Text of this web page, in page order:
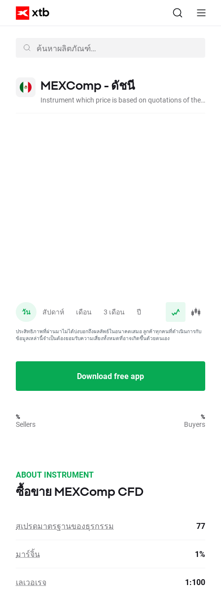
MEXComp - ดัชนี
Instrument which price is based on quotations of the contract for index reflecting largest Mexican stocks quoted on the Mexican regulated market.
วัน สัปดาห์ เดือน 3 เดือน ปี
ประสิทธิภาพที่ผ่านมาไม่ได้บ่งบอกถึงผลลัพธ์ในอนาคตเสมอ ลูกค้าทุกคนที่ดำเนินการกับ
ข้อมูลเหล่านี้จำเป็นต้องยอมรับความเสี่ยงทั้งหมดที่อาจเกิดขึ้นด้วยตนเอง
Download free app
%
Sellers
%
Buyers
ABOUT INSTRUMENT
ซื้อขาย MEXComp CFD
สเปรดมาตรฐานของธุรกรรม 77
มาร์จิ้น 1%
เลเวอเรจ 1:100